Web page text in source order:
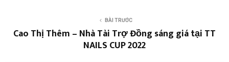
BÀI TRƯỚC
Cao Thị Thêm – Nhà Tài Trợ Đồng sáng giá tại TT
NAILS CUP 2022